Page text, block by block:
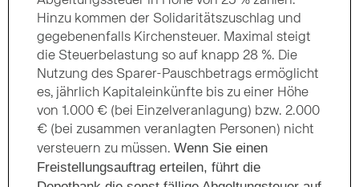
Hinzu kommen der Solidaritätszuschlag und
gegebenenfalls Kirchensteuer. Maximal steigt
die Steuerbelastung so auf knapp 28 %. Die
Nutzung des Sparer-Pauschbetrags ermöglicht
es, jährlich Kapitaleinkünfte bis zu einer Höhe
von 1.000 € (bei Einzelveranlagung) bzw. 2.000
€ (bei zusammen veranlagten Personen) nicht
versteuern zu müssen. Wenn Sie einen
Freistellungsauftrag erteilen, führt die